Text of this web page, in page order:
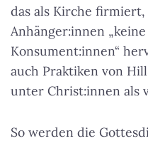
das als Kirche
Anhänger:innen
Konsument:innen“
auch Praktiken von
unter Christ:innen als
So werden die